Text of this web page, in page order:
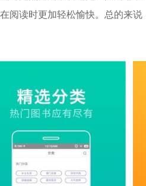
阅读时更加轻松愉快。总的来